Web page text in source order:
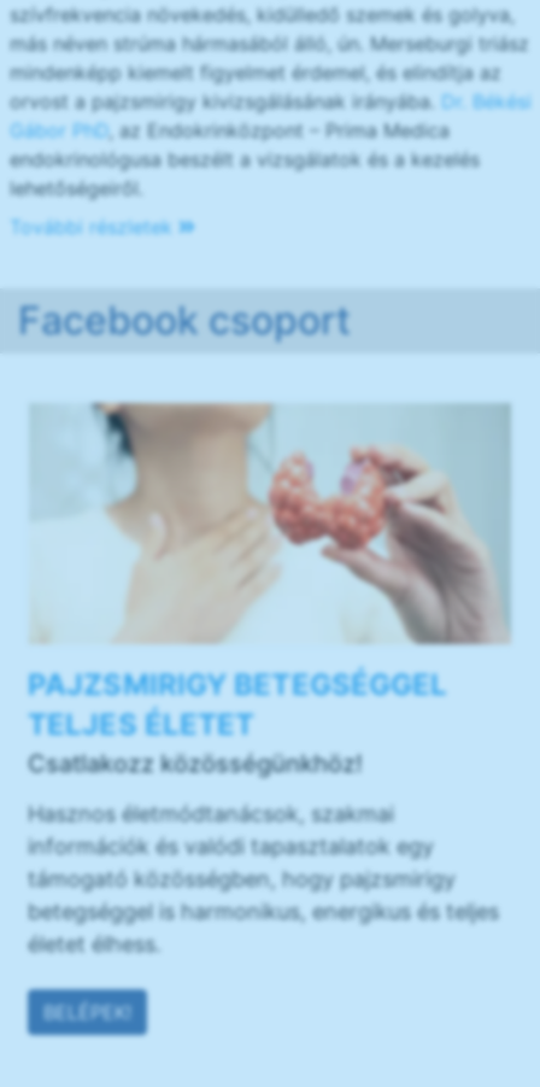
szívfrekvencia növekedés, kidülledő szemek és golyva,
más néven strúma hármasából álló, ún. Merseburgi triász
mindenképp kiemelt figyelmet érdemel, és elindítja az
orvost a pajzsmirigy kivizsgálásának irányába. Dr. Békési
Gábor PhD, az Endokrinközpont – Prima Medica
endokrinológusa beszélt a vizsgálatok és a kezelés
lehetőségeiről.
További részletek
Facebook csoport
PAJZSMIRIGY BETEGSÉGGEL
TELJES ÉLETET
Csatlakozz közösségünkhöz!
Hasznos életmódtanácsok, szakmai
információk és valódi tapasztalatok egy
támogató közösségben, hogy pajzsmirigy
betegséggel is harmonikus, energikus és teljes
életet élhess.
BELÉPEK!